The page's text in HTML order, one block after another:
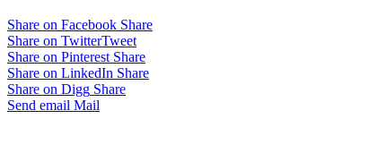
Share on Facebook Share
Share on TwitterTweet
Share on Pinterest Share
Share on LinkedIn Share
Share on Digg Share
Send email Mail